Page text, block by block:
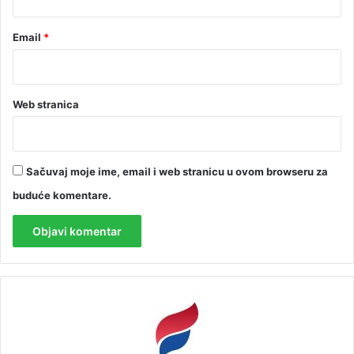
Email *
Web stranica
Sačuvaj moje ime, email i web stranicu u ovom browseru za
buduće komentare.